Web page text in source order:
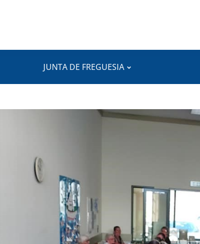
JUNTA DE FREGUESIA